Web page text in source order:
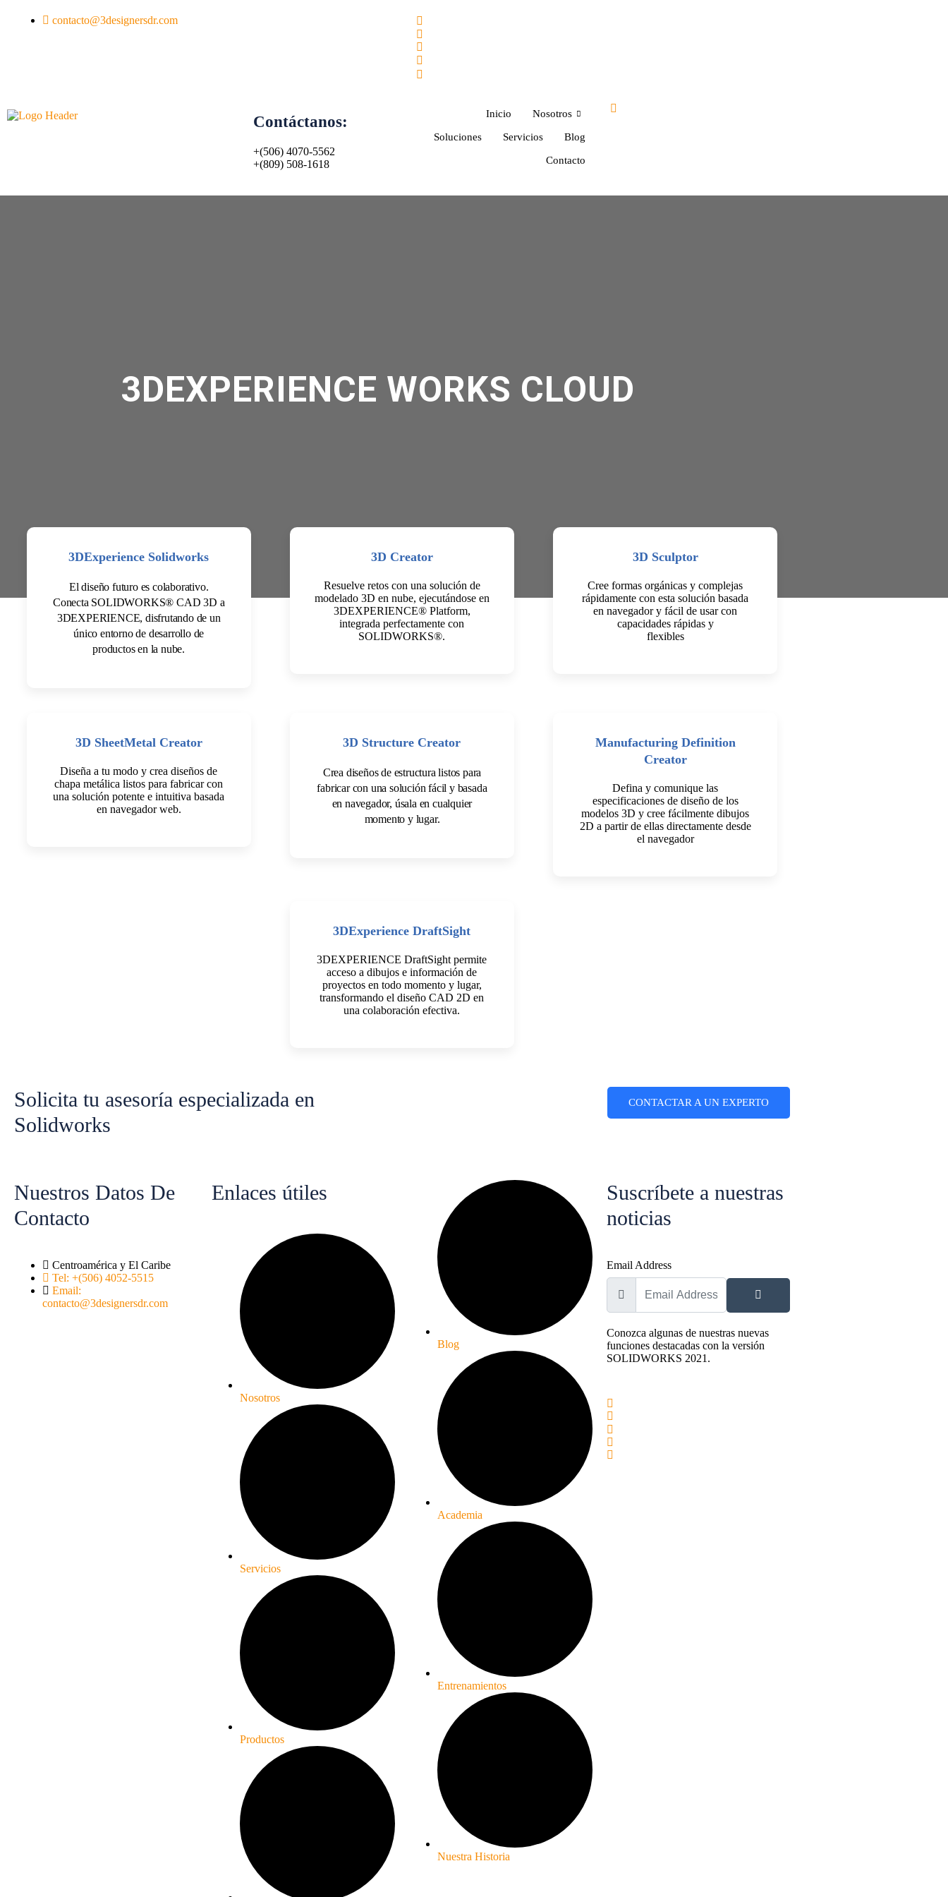
contacto@3designersdr.com
Contáctanos:
+(506) 4070-5562
+(809) 508-1618
Inicio Nosotros
Soluciones Servicios Blog
Contacto
3DEXPERIENCE WORKS CLOUD
3DExperience Solidworks
El diseño futuro es colaborativo.
Conecta SOLIDWORKS® CAD 3D a
3DEXPERIENCE, disfrutando de un
único entorno de desarrollo de
productos en la nube.
3D Creator
Resuelve retos con una solución de
modelado 3D en nube, ejecutándose en
3DEXPERIENCE® Platform,
integrada perfectamente con
SOLIDWORKS®.
3D Sculptor
Cree formas orgánicas y complejas
rápidamente con esta solución basada
en navegador y fácil de usar con
capacidades rápidas y
flexibles
3D SheetMetal Creator
Diseña a tu modo y crea diseños de
chapa metálica listos para fabricar con
una solución potente e intuitiva basada
en navegador web.
3D Structure Creator
Crea diseños de estructura listos para
fabricar con una solución fácil y basada
en navegador, úsala en cualquier
momento y lugar.
Manufacturing Definition
Creator
Defina y comunique las
especificaciones de diseño de los
modelos 3D y cree fácilmente dibujos
2D a partir de ellas directamente desde
el navegador
3DExperience DraftSight
3DEXPERIENCE DraftSight permite
acceso a dibujos e información de
proyectos en todo momento y lugar,
transformando el diseño CAD 2D en
una colaboración efectiva.
Solicita tu asesoría especializada en
Solidworks
CONTACTAR A UN EXPERTO
Nuestros Datos De
Contacto
Centroamérica y El Caribe
Tel: +(506) 4052-5515
Email:
contacto@3designersdr.com
Enlaces útiles
Nosotros
Servicios
Productos
Blog
Academia
Entrenamientos
Nuestra Historia
Suscríbete a nuestras
noticias
Email Address
Conozca algunas de nuestras nuevas
funciones destacadas con la versión
SOLIDWORKS 2021.